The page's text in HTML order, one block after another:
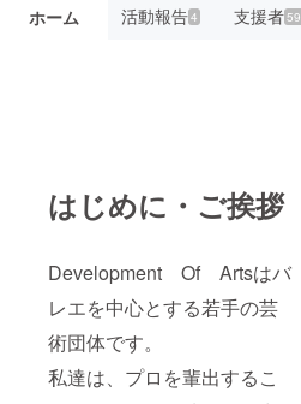
ホーム 活動報告4 支援者59
はじめに・ご挨拶
Development Of Artsはバ
レエを中心とする若手の芸
術団体です。
私達は、プロを輩出するこ